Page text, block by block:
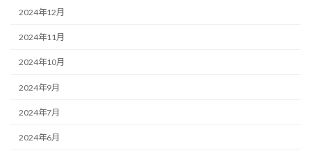
2024年12月
2024年11月
2024年10月
2024年9月
2024年7月
2024年6月